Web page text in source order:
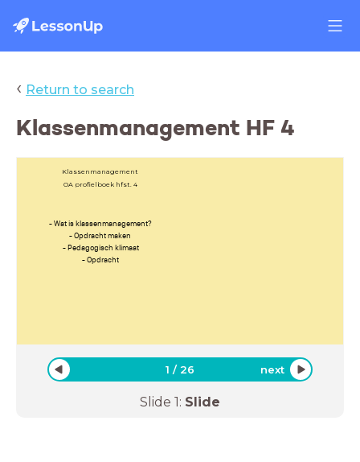
‹ Return to search
Klassenmanagement HF 4
Klassenmanagement
OA profielboek hfst. 4
- Wat is klassenmanagement?
- Opdracht maken
- Pedagogisch klimaat
- Opdracht
1 /26 next
Slide 1: Slide